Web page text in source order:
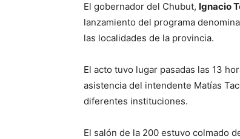
El gobernador del Chubut, Ignacio
lanzamiento del programa
las localidades de la provincia.
El acto tuvo lugar pasadas las 13
asistencia del intendente Matías
diferentes instituciones.
El salón de la 200 estuvo colmado